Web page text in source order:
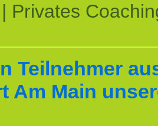
Privates
Teilnehmer
Am Main